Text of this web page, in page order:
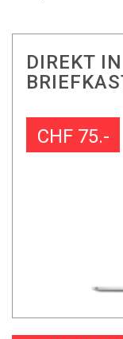
DIREKT
CHF 75.-